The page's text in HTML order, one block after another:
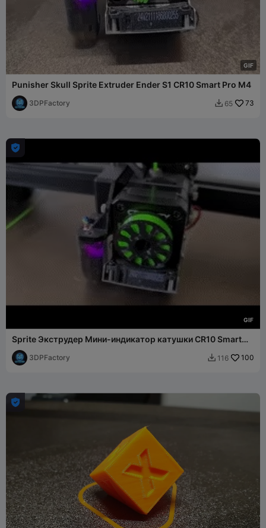
GIF
Punisher Skull Sprite Extruder Ender S1 CR10 Smart Pro M4
3DPFactory  65 73
GIF

Sprite Экструдер Мини-индикатор катушки CR10 Smart
Pro Ender S1
3DPFactory  116 100
